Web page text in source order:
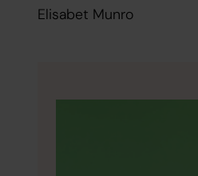
Elisabet Munro